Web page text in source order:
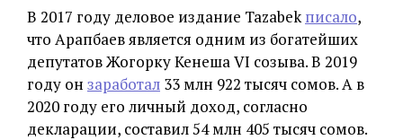
В 2017 году деловое издание Tazabekписало,
что Арапбаев является одним из богатейших
депутатов Жогорку Кенеша VI созыва. В 2019
году он заработал 33 млн 922 тысяч сомов. А в
2020 году его личный доход, согласно
декларации, составил 54 млн 405 тысяч сомов.